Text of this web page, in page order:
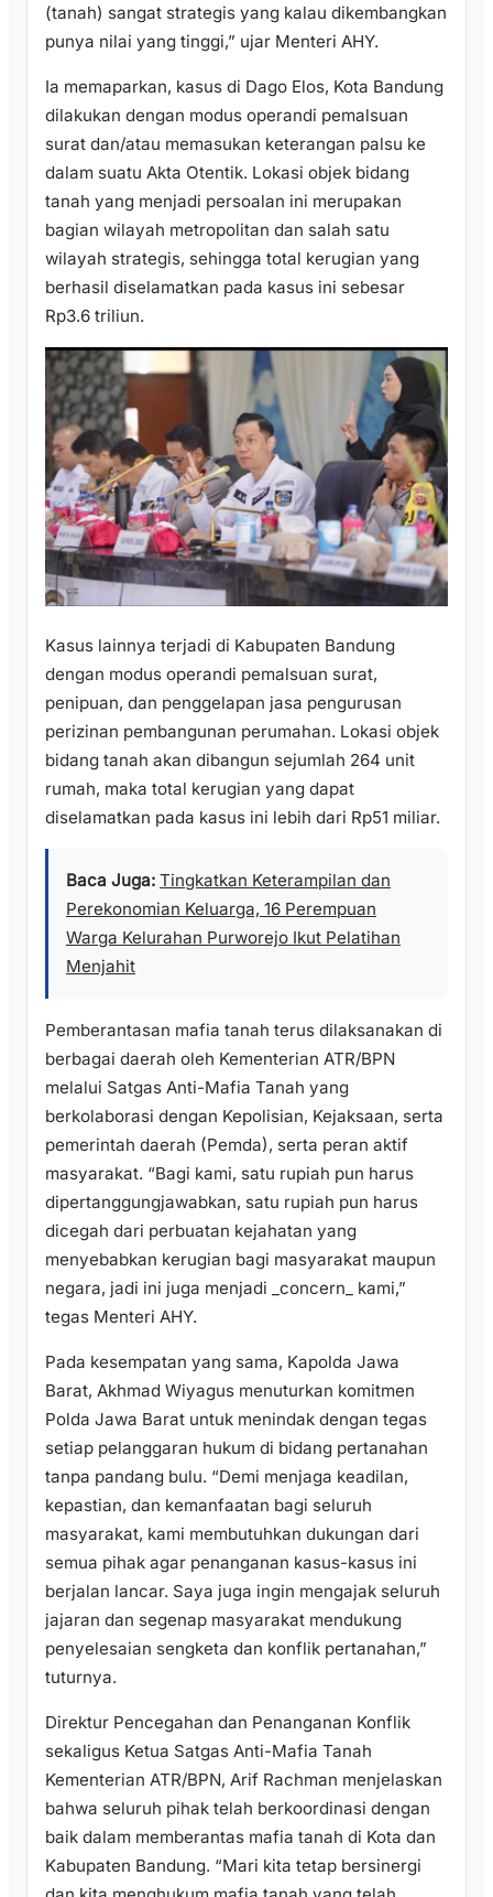
(tanah) sangat strategis yang kalau dikembangkan
punya nilai yang tinggi,” ujar Menteri AHY.
Ia memaparkan, kasus di Dago Elos, Kota Bandung
dilakukan dengan modus operandi pemalsuan
surat dan/atau memasukan keterangan palsu ke
dalam suatu Akta Otentik. Lokasi objek bidang
tanah yang menjadi persoalan ini merupakan
bagian wilayah metropolitan dan salah satu
wilayah strategis, sehingga total kerugian yang
berhasil diselamatkan pada kasus ini sebesar
Rp3.6 triliun.
Kasus lainnya terjadi di Kabupaten Bandung
dengan modus operandi pemalsuan surat,
penipuan, dan penggelapan jasa pengurusan
perizinan pembangunan perumahan. Lokasi objek
bidang tanah akan dibangun sejumlah 264 unit
rumah, maka total kerugian yang dapat
diselamatkan pada kasus ini lebih dari Rp51 miliar.
Baca Juga: Tingkatkan Keterampilan dan
Perekonomian Keluarga, 16 Perempuan
Warga Kelurahan Purworejo Ikut Pelatihan
Menjahit
Pemberantasan mafia tanah terus dilaksanakan di
berbagai daerah oleh Kementerian ATR/BPN
melalui Satgas Anti-Mafia Tanah yang
berkolaborasi dengan Kepolisian, Kejaksaan, serta
pemerintah daerah (Pemda), serta peran aktif
masyarakat. “Bagi kami, satu rupiah pun harus
dipertanggungjawabkan, satu rupiah pun harus
dicegah dari perbuatan kejahatan yang
menyebabkan kerugian bagi masyarakat maupun
negara, jadi ini juga menjadi _concern_ kami,”
tegas Menteri AHY.
Pada kesempatan yang sama, Kapolda Jawa
Barat, Akhmad Wiyagus menuturkan komitmen
Polda Jawa Barat untuk menindak dengan tegas
setiap pelanggaran hukum di bidang pertanahan
tanpa pandang bulu. “Demi menjaga keadilan,
kepastian, dan kemanfaatan bagi seluruh
masyarakat, kami membutuhkan dukungan dari
semua pihak agar penanganan kasus-kasus ini
berjalan lancar. Saya juga ingin mengajak seluruh
jajaran dan segenap masyarakat mendukung
penyelesaian sengketa dan konflik pertanahan,”
tuturnya.
Direktur Pencegahan dan Penanganan Konflik
sekaligus Ketua Satgas Anti-Mafia Tanah
Kementerian ATR/BPN, Arif Rachman menjelaskan
bahwa seluruh pihak telah berkoordinasi dengan
baik dalam memberantas mafia tanah di Kota dan
Kabupaten Bandung. “Mari kita tetap bersinergi